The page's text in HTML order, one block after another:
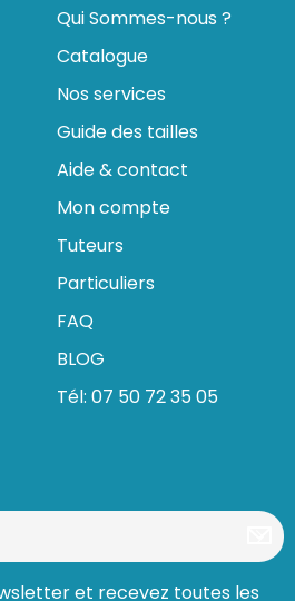
Qui Sommes-nous ?
Catalogue
Nos services
Guide des tailles
Aide & contact
Mon compte
Tuteurs
Particuliers
FAQ
BLOG
Tél: 07 50 72 35 05
et recevez toutes les